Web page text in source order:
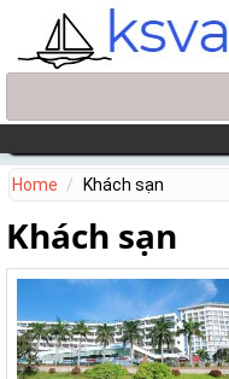
Skip to main content
Home Khách sạn
Khách sạn